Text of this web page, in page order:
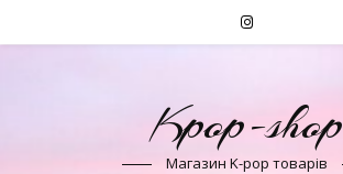
Kpop-shop
Магазин K-pop товарів